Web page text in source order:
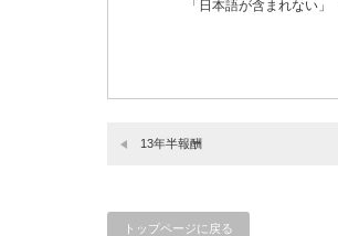
「日本語が含まれない
13年半報酬
トップページに戻る